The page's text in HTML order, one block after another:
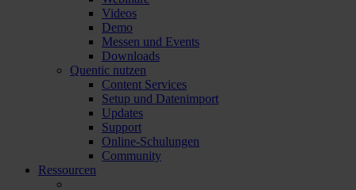
Videos
Demo
Messen und Events
Downloads
Quentic nutzen
Content Services
Setup und Datenimport
Updates
Support
Online-Schulungen
Community
Ressourcen